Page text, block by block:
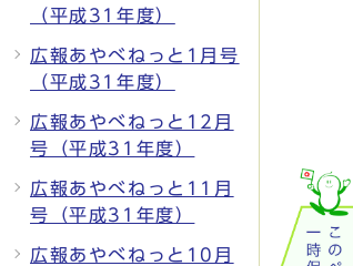
（平成31年度）
広報あやべねっと1月号
（平成31年度）
広報あやべねっと12月
号（平成31年度）
広報あやべねっと11月
号（平成31年度）
広報あやべねっと10月